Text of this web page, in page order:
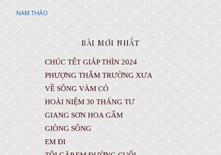
NAM THẢO
BÀI MỚI NHẤT
CHÚC TẾT GIÁP THÌN 2024
PHƯỢNG THẮM TRƯỜNG XƯA
VỀ SÔNG VÀM CỎ
HOÀI NIỆM 30 THÁNG TƯ
GIANG SƠN HOA GẤM
GIÒNG SÔNG
EM ĐI